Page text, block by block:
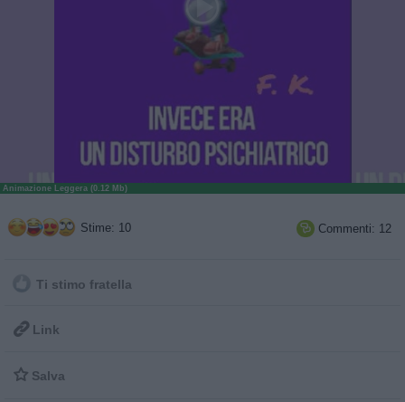
Animazione Leggera (0.12 Mb)
Stime: 10  Commenti: 12
Ti stimo fratella
 Link
 Salva